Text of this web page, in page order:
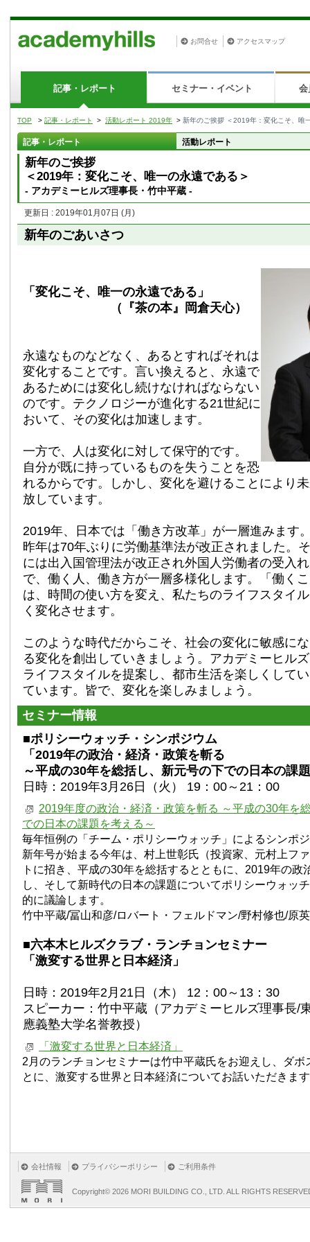
お問合せ アクセスマップ
記事・レポート セミナー・イベント 会
TOP > 記事・レポート > 活動レポート 2019年 > 新年のご挨拶 ＜2019年：変化こそ、唯
記事・レポート 活動レポート
新年のご挨拶
＜2019年：変化こそ、唯一の永遠である＞
- アカデミーヒルズ理事長・竹中平蔵 -
更新日 : 2019年01月07日 (月)
新年のごあいさつ
「変化こそ、唯一の永遠である」
（『茶の本』岡倉天心）
永遠なものなどなく、あるとすればそれは
変化することです。言い換えると、永遠で
あるためには変化し続けなければならない
のです。テクノロジーが進化する21世紀に
おいて、その変化は加速します。
一方で、人は変化に対して保守的です。
自分が既に持っているものを失うことを恐
れるからです。しかし、変化を避けることにより
放しています。
2019年、日本では「働き方改革」が一層進みます
昨年は70年ぶりに労働基準法が改正されました。
には出入国管理法が改正され外国人労働者の受入
で、働く人、働き方が一層多様化します。「働く
は、時間の使い方を変え、私たちのライフスタイ
く変化させます。
このような時代だからこそ、社会の変化に敏感に
る変化を創出していきましょう。アカデミーヒル
ライフスタイルを提案し、都市生活を楽しくして
ています。皆で、変化を楽しみましょう。
セミナー情報
■ポリシーウォッチ・シンポジウム
「2019年の政治・経済・政策を斬る
～平成の30年を総括し、新元号の下での日本の課
日時：2019年3月26日（火） 19：00～21：00
2019年度の政治・経済・政策を斬る ～平成の30年を
での日本の課題を考える～
毎年恒例の「チーム・ポリシーウォッチ」によるシンポ
新年号が始まる今年は、村上世彰氏（投資家、元村上フ
トに招き、平成の30年を総括するとともに、2019年の政
し、そして新時代の日本の課題についてポリシーウォッ
的に議論します。
竹中平蔵/冨山和彦/ロバート・フェルドマン/野村修也/原
■六本木ヒルズクラブ・ランチョンセミナー
「激変する世界と日本経済」
日時：2019年2月21日（木） 12：00～13：30
スピーカー：竹中平蔵（アカデミーヒルズ理事長/
應義塾大学名誉教授）
「激変する世界と日本経済」
2月のランチョンセミナーは竹中平蔵氏をお迎えし、ダボ
とに、激変する世界と日本経済についてお話いただきま
会社情報 プライバシーポリシー ご利用条件
Copyright© 2026 MORI BUILDING CO., LTD. ALL RIGHTS